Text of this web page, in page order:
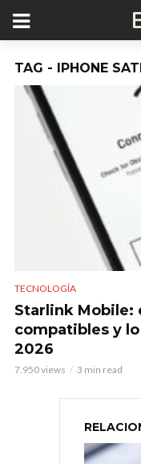
TAG - IPHONE
TECNOLOGÍA
Starlink Mobile:
compatibles y
2026
7.950 views 3 min read